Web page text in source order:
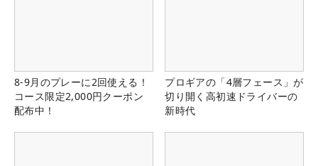
8-9月のプレーに2回使える！
コース限定2,000円クーポン
配布中！
プロギアの「4層フェース」が
切り開く高初速ドライバーの
新時代